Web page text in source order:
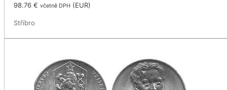
98.76€ včetně DPH (EUR)
Stříbro